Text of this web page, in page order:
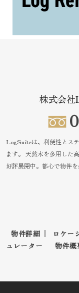
株式会社
LogSuiteは、利便性とス
ます。 天然木を多用した
好評展開中。都心で物件
物件詳細 ロケー
ュレーター
物件概